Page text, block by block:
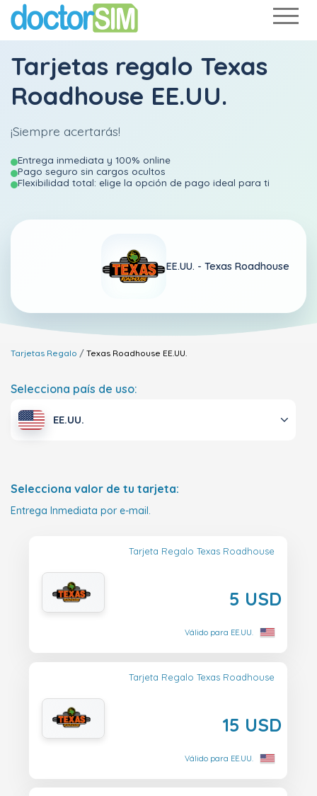
Tarjetas regalo Texas
Roadhouse EE.UU.
¡Siempre acertarás!
Entrega inmediata y 100% online
Pago seguro sin cargos ocultos
Flexibilidad total: elige la opción de pago ideal para ti
EE.UU. - Texas Roadhouse
Tarjetas Regalo Texas Roadhouse EE.UU.
Selecciona país de uso:
EE.UU.
Selecciona valor de tu tarjeta:
Entrega Inmediata por e-mail.
Tarjeta Regalo Texas Roadhouse
5 USD
Válido para EE.UU.
Tarjeta Regalo Texas Roadhouse
15 USD
Válido para EE.UU.